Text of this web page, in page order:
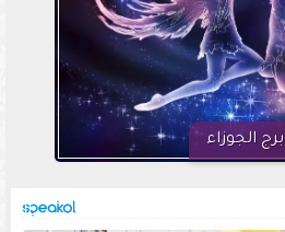
برج الجوزاء